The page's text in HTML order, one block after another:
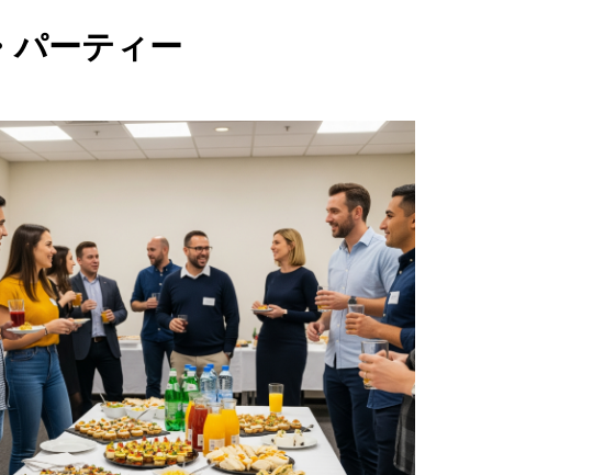
パーティー